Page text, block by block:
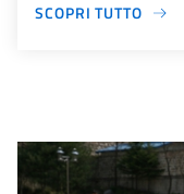
SCOPRI TUTTO